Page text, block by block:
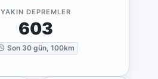
YAKIN DEPREMLER
603
Son 30 gün, 100km